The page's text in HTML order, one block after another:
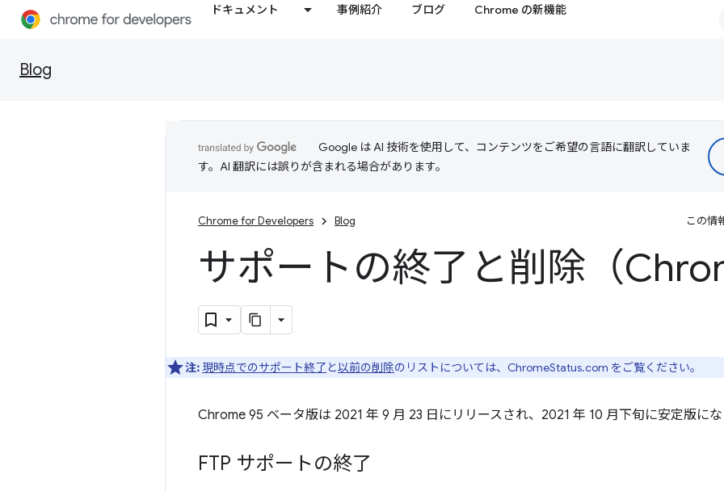
ドキュメント 事例紹介 ブログ Chrome の新機能
Blog
Google は AI 技術を使用して、コンテンツをご希望の言語に翻訳していま
す。AI 翻訳には誤りが含まれる場合があります。
Chrome for Developers Blog この情
サポートの終了と削除（
注: 現時点でのサポート終了 と以前の削除のリストについては、ChromeStatus.com をご覧ください。
Chrome 95 ベータ版は 2021 年 9 月 23 日にリリースされ、2021 年 10 月下旬に安定版に
FTP サポートの終了